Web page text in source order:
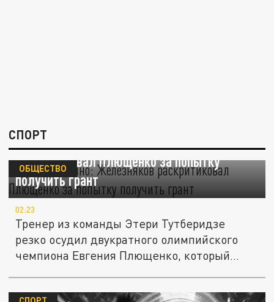
СПОРТ
"Просто смешно": Железняков
раскритиковал Плющенко за попытку
получить грант
ОБЩЕСТВО
02:23
Тренер из команды Этери Тутберидзе
резко осудил двукратного олимпийского
чемпиона Евгения Плющенко, который...